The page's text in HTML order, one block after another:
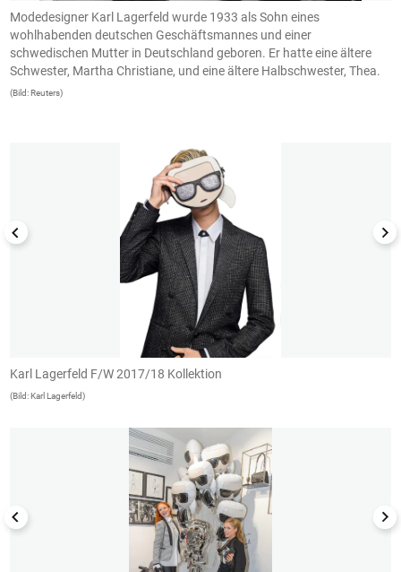
Modedesigner Karl Lagerfeld wurde 1933 als Sohn eines
wohlhabenden deutschen Geschäftsmannes und einer
schwedischen Mutter in Deutschland geboren. Er hatte eine ältere
Schwester, Martha Christiane, und eine ältere Halbschwester, Thea.
(Bild: Reuters)
Karl Lagerfeld F/W 2017/18 Kollektion
(Bild: Karl Lagerfeld)
1/10